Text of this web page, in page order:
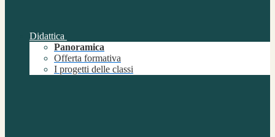
Didattica
Panoramica
Offerta formativa
I progetti delle classi